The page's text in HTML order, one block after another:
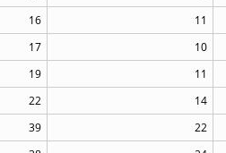
16
11
17
10
19
11
22
14
39
22